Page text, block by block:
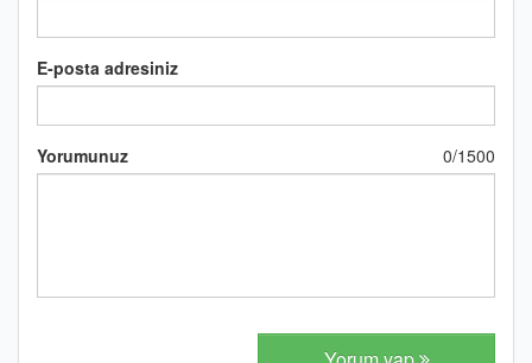
E-posta adresiniz
Yorumunuz 0/1500